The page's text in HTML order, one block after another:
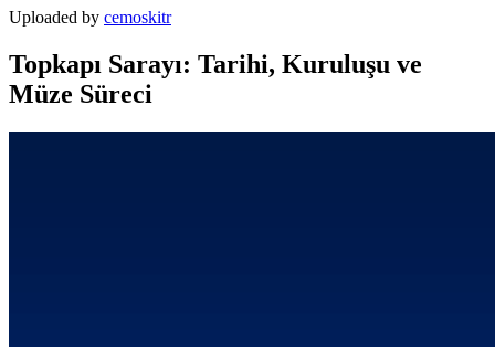
Uploaded by cemoskitr
Topkapı Sarayı: Tarihi, Kuruluşu ve
Müze Süreci